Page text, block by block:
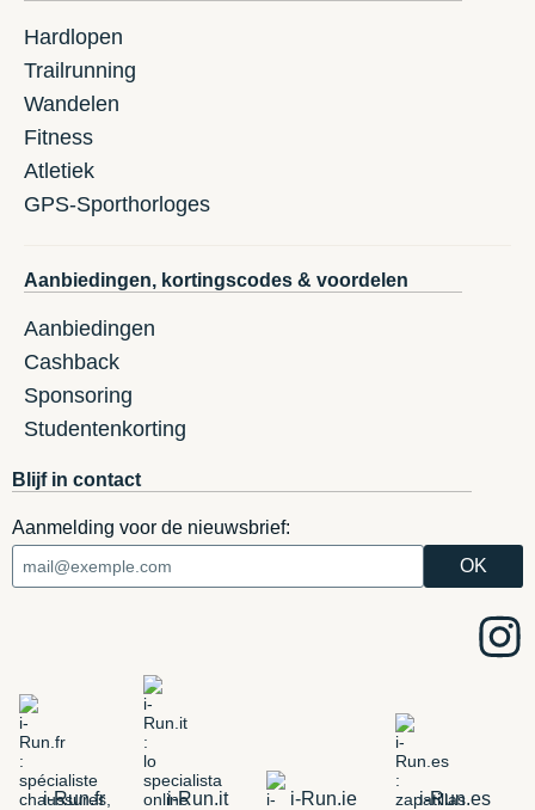
Hardlopen
Trailrunning
Wandelen
Fitness
Atletiek
GPS-Sporthorloges
Aanbiedingen, kortingscodes & voordelen
Aanbiedingen
Cashback
Sponsoring
Studentenkorting
Blijf in contact
Aanmelding voor de nieuwsbrief:
i-Run.fr i-Run.it i-Run.ie i-Run.es